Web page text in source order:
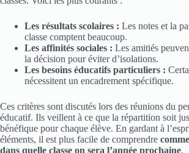
Les résultats scolaires : Les notes et la
classe comptent beaucoup.
Les affinités sociales : Les amitiés
la décision pour éviter d’isolations.
Les besoins éducatifs particuliers :
nécessitent un encadrement spécifique.
Ces critères sont discutés lors des réunions du
éducatif. Ils veillent à ce que la répartition soit
bénéfique pour chaque élève. En gardant à
éléments, il est plus facile de comprendre
dans quelle classe on sera l’année prochaine.